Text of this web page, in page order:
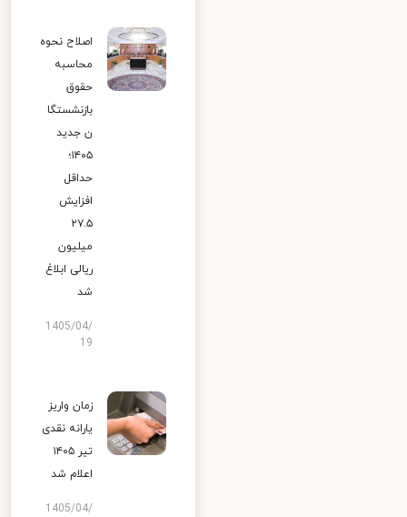
اصلاح نحوه
محاسبه
حقوق
بازنشستگا
ن جدید
۱۴۰۵؛
حداقل
افزایش
۲۷.۵
میلیون
ریالی ابلاغ
شد
1405/04/
19
زمان واریز
یارانه نقدی
تیر ۱۴۰۵
اعلام شد
1405/04/